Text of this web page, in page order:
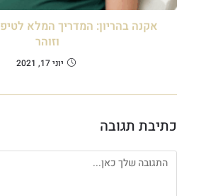
אקנה בהריון: המדריך המלא
וזוהר
יוני 17, 2021
כתיבת תגובה